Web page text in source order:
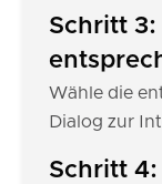
Schritt
Wähle die
Dialog zur
Schritt